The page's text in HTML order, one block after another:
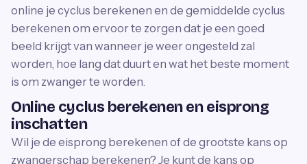
online je cyclus berekenen en de gemiddelde cyclus
berekenen om ervoor te zorgen dat je een goed
beeld krijgt van wanneer je weer ongesteld zal
worden, hoe lang dat duurt en wat het beste moment
is om zwanger te worden.
Online cyclus berekenen en eisprong
inschatten
Wil je de eisprong berekenen of de grootste kans op
zwangerschap berekenen? Je kunt de kans op